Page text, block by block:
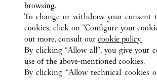
KUNDENSERVICE
KONTAKTIEREN SIE UNS
UNSER UNTERNEHMEN
KARRIERE
browsing.
To change or withdraw your consent
cookies, click on “Configure your
out more, consult our cookie policy.
By clicking “Allow all”, you give your
use of the above-mentioned cookies.
By clicking “Allow technical cookies